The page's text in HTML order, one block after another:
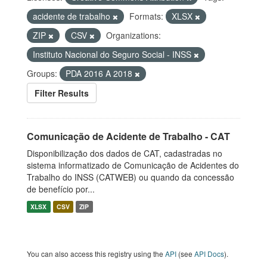
acidente de trabalho
Formats:
XLSX
ZIP
CSV
Organizations:
Instituto Nacional do Seguro Social - INSS
Groups:
PDA 2016 A 2018
Filter Results
Comunicação de Acidente de Trabalho - CAT
Disponibilização dos dados de CAT, cadastradas no
sistema informatizado de Comunicação de Acidentes do
Trabalho do INSS (CATWEB) ou quando da concessão
de benefício por...
XLSX CSV ZIP
You can also access this registry using the API (see API Docs).